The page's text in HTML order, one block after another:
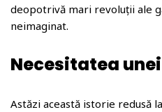
deopotrivă mari revoluții ale
neimaginat.
Necesitatea
Astăzi această istorie redusă